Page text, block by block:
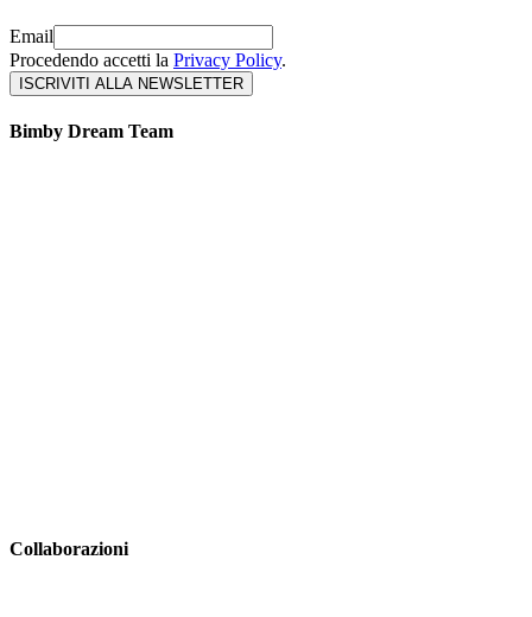
Email
Procedendo accetti la Privacy Policy.
Bimby Dream Team
Collaborazioni